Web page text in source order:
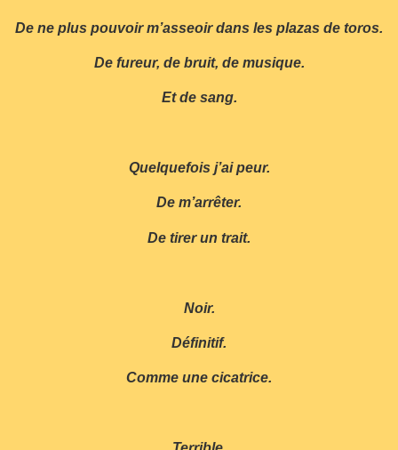
De ne plus pouvoir m’asseoir dans les plazas de toros.
De fureur, de bruit, de musique.
Et de sang.
Quelquefois j’ai peur.
De m’arrêter.
De tirer un trait.
Noir.
Définitif.
Comme une cicatrice.